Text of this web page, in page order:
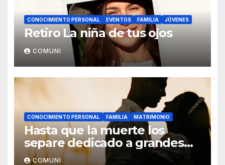
CONOCIMIENTO PERSONAL EVENTOS FAMILIA JÓVENES
Retiro La niña de tus ojos
COMUNI
CONOCIMIENTO PERSONAL FAMILIA MATRIMONIO
Hasta que la muerte los
separe dedicado a grandes
hombres
COMUNI